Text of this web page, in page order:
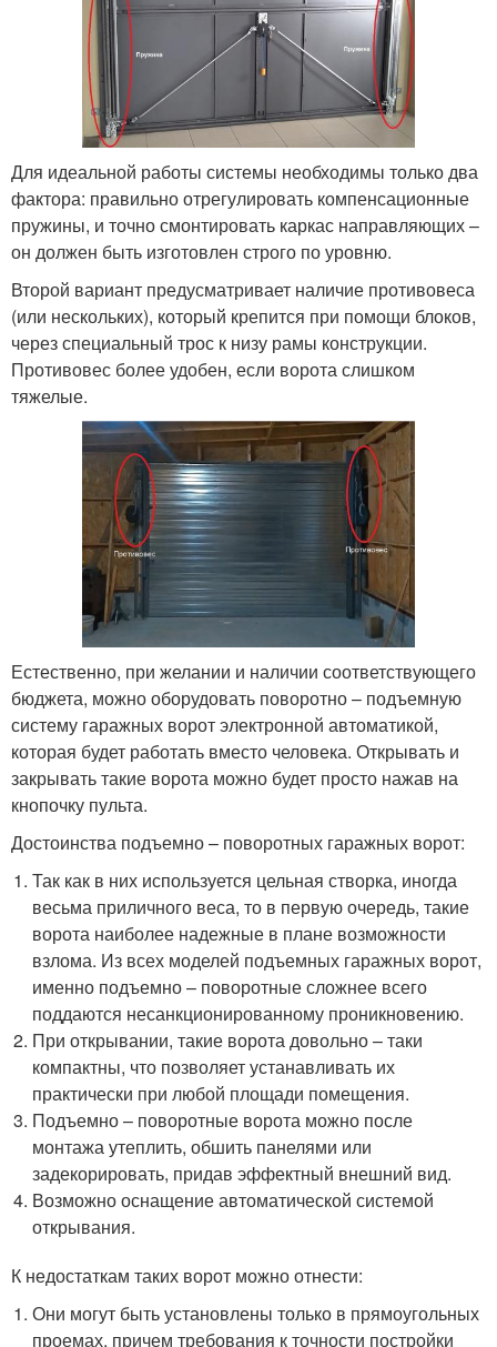
Для идеальной работы системы необходимы только два
фактора: правильно отрегулировать компенсационные
пружины, и точно смонтировать каркас направляющих –
он должен быть изготовлен строго по уровню.
Второй вариант предусматривает наличие противовеса
(или нескольких), который крепится при помощи блоков,
через специальный трос к низу рамы конструкции.
Противовес более удобен, если ворота слишком
тяжелые.
Естественно, при желании и наличии соответствующего
бюджета, можно оборудовать поворотно – подъемную
систему гаражных ворот электронной автоматикой,
которая будет работать вместо человека. Открывать и
закрывать такие ворота можно будет просто нажав на
кнопочку пульта.
Достоинства подъемно – поворотных гаражных ворот:
Так как в них используется цельная створка, иногда
весьма приличного веса, то в первую очередь, такие
ворота наиболее надежные в плане возможности
взлома. Из всех моделей подъемных гаражных ворот,
именно подъемно – поворотные сложнее всего
поддаются несанкционированному проникновению.
При открывании, такие ворота довольно – таки
компактны, что позволяет устанавливать их
практически при любой площади помещения.
Подъемно – поворотные ворота можно после
монтажа утеплить, обшить панелями или
задекорировать, придав эффектный внешний вид.
Возможно оснащение автоматической системой
открывания.
К недостаткам таких ворот можно отнести:
Они могут быть установлены только в прямоугольных
проемах, причем требования к точности постройки